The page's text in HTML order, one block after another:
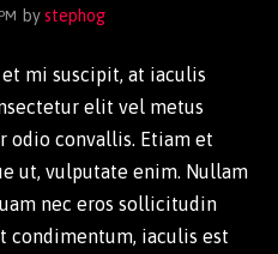
bystephog
mi suscipit, at iaculis
elit vel metus
odio convallis. Etiam et
ut, vulputate enim. Nullam
nec eros sollicitudin
condimentum, iaculis est